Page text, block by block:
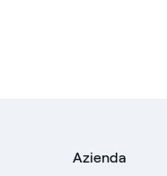
Azienda